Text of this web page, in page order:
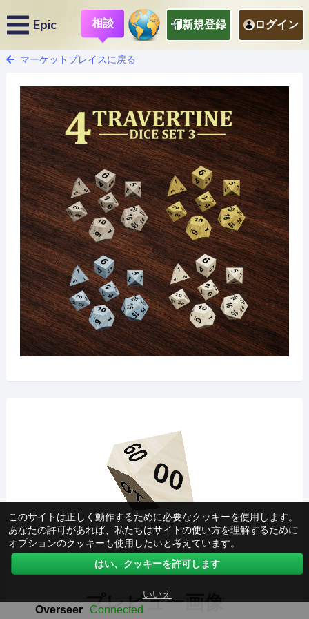
Epic 相談 新規登録 ログイン
マーケットプレイスに戻る
プレビュー画像
このサイトは正しく動作するために必要なクッキーを使用します。
あなたの許可があれば、私たちはサイトの使い方を理解するために
オプションのクッキーも使用したいと考えています。
はい、クッキーを許可します
いいえ